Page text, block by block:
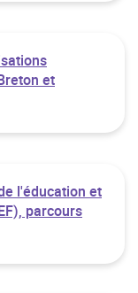
et
l'éducation et
parcours